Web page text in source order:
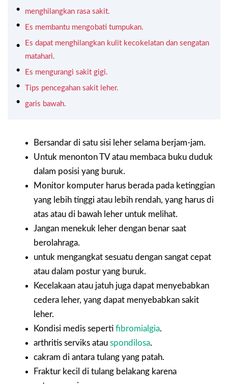
menghilangkan rasa sakit.
Es membantu mengobati tumpukan.
Es dapat menghilangkan kulit kecokelatan dan sengatan
matahari.
Es mengurangi sakit gigi.
Tips pencegahan sakit leher.
garis bawah.
Bersandar di satu sisi leher selama berjam-jam.
Untuk menonton TV atau membaca buku duduk
dalam posisi yang buruk.
Monitor komputer harus berada pada ketinggian
yang lebih tinggi atau lebih rendah, yang harus di
atas atau di bawah leher untuk melihat.
Jangan menekuk leher dengan benar saat
berolahraga.
untuk mengangkat sesuatu dengan sangat cepat
atau dalam postur yang buruk.
Kecelakaan atau jatuh juga dapat menyebabkan
cedera leher, yang dapat menyebabkan sakit
leher.
Kondisi medis seperti fibromialgia.
arthritis serviks atau spondilosa.
cakram di antara tulang yang patah.
Fraktur kecil di tulang belakang karena